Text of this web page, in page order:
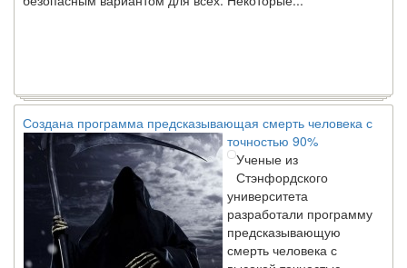
точностью 90%
Ученые из
Стэнфордского
университета
разработали программу
предсказывающую
смерть человека с
высокой точностью.